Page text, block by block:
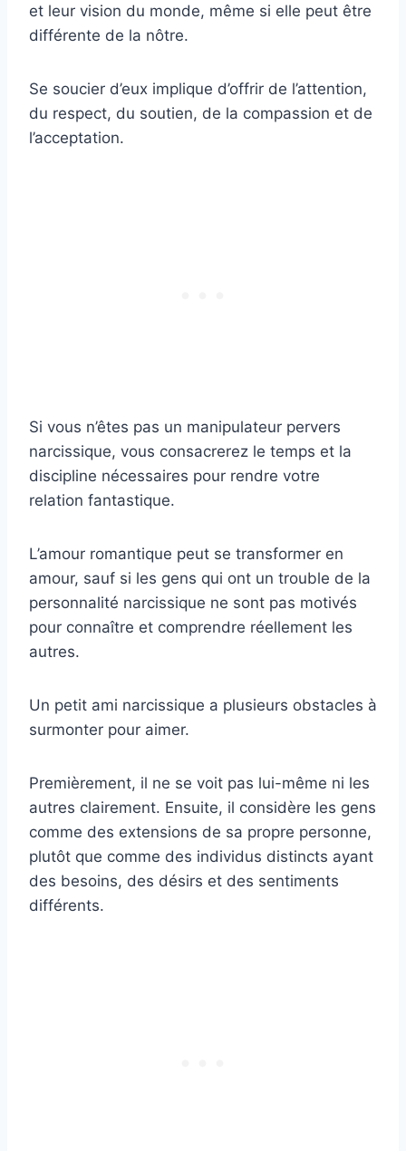
et leur vision du monde, même si elle peut être
différente de la nôtre.
Se soucier d’eux implique d’offrir de l’attention,
du respect, du soutien, de la compassion et de
l’acceptation.
Si vous n’êtes pas un manipulateur pervers
narcissique, vous consacrerez le temps et la
discipline nécessaires pour rendre votre
relation fantastique.
L’amour romantique peut se transformer en
amour, sauf si les gens qui ont un trouble de la
personnalité narcissique ne sont pas motivés
pour connaître et comprendre réellement les
autres.
Un petit ami narcissique a plusieurs obstacles à
surmonter pour aimer.
Premièrement, il ne se voit pas lui-même ni les
autres clairement. Ensuite, il considère les gens
comme des extensions de sa propre personne,
plutôt que comme des individus distincts ayant
des besoins, des désirs et des sentiments
différents.